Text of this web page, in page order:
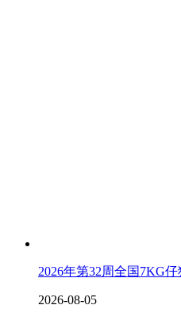
2026年第32周全国7KG
2026-08-05